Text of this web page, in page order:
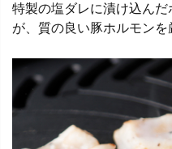
特製の塩ダレに漬け込ん
が、質の良い豚ホルモンを